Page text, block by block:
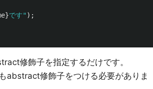
}です" );
修飾子を指定するだけです。
abstract修飾子をつける必要がありま